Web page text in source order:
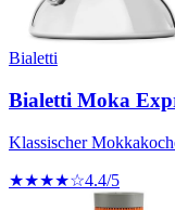
Bialetti
Bialetti Moka
Klassischer
★★★★☆4.4/5